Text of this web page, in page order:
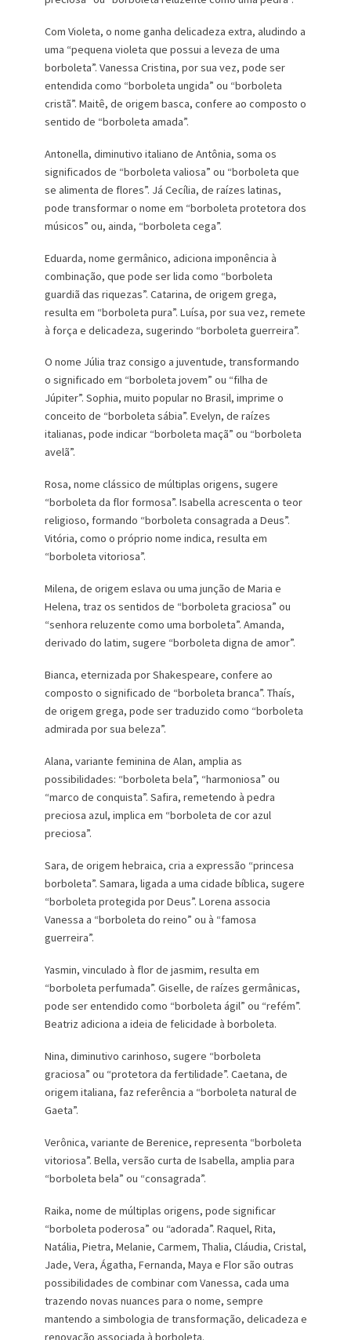
Com Violeta, o nome ganha delicadeza extra, aludindo a
uma “pequena violeta que possui a leveza de uma
borboleta”. Vanessa Cristina, por sua vez, pode ser
entendida como “borboleta ungida” ou “borboleta
cristã”. Maitê, de origem basca, confere ao composto o
sentido de “borboleta amada”.
Antonella, diminutivo italiano de Antônia, soma os
significados de “borboleta valiosa” ou “borboleta que
se alimenta de flores”. Já Cecília, de raízes latinas,
pode transformar o nome em “borboleta protetora dos
músicos” ou, ainda, “borboleta cega”.
Eduarda, nome germânico, adiciona imponência à
combinação, que pode ser lida como “borboleta
guardiã das riquezas”. Catarina, de origem grega,
resulta em “borboleta pura”. Luísa, por sua vez, remete
à força e delicadeza, sugerindo “borboleta guerreira”.
O nome Júlia traz consigo a juventude, transformando
o significado em “borboleta jovem” ou “filha de
Júpiter”. Sophia, muito popular no Brasil, imprime o
conceito de “borboleta sábia”. Evelyn, de raízes
italianas, pode indicar “borboleta maçã” ou “borboleta
avelã”.
Rosa, nome clássico de múltiplas origens, sugere
“borboleta da flor formosa”. Isabella acrescenta o teor
religioso, formando “borboleta consagrada a Deus”.
Vitória, como o próprio nome indica, resulta em
“borboleta vitoriosa”.
Milena, de origem eslava ou uma junção de Maria e
Helena, traz os sentidos de “borboleta graciosa” ou
“senhora reluzente como uma borboleta”. Amanda,
derivado do latim, sugere “borboleta digna de amor”.
Bianca, eternizada por Shakespeare, confere ao
composto o significado de “borboleta branca”. Thaís,
de origem grega, pode ser traduzido como “borboleta
admirada por sua beleza”.
Alana, variante feminina de Alan, amplia as
possibilidades: “borboleta bela”, “harmoniosa” ou
“marco de conquista”. Safira, remetendo à pedra
preciosa azul, implica em “borboleta de cor azul
preciosa”.
Sara, de origem hebraica, cria a expressão “princesa
borboleta”. Samara, ligada a uma cidade bíblica, sugere
“borboleta protegida por Deus”. Lorena associa
Vanessa a “borboleta do reino” ou à “famosa
guerreira”.
Yasmin, vinculado à flor de jasmim, resulta em
“borboleta perfumada”. Giselle, de raízes germânicas,
pode ser entendido como “borboleta ágil” ou “refém”.
Beatriz adiciona a ideia de felicidade à borboleta.
Nina, diminutivo carinhoso, sugere “borboleta
graciosa” ou “protetora da fertilidade”. Caetana, de
origem italiana, faz referência a “borboleta natural de
Gaeta”.
Verônica, variante de Berenice, representa “borboleta
vitoriosa”. Bella, versão curta de Isabella, amplia para
“borboleta bela” ou “consagrada”.
Raika, nome de múltiplas origens, pode significar
“borboleta poderosa” ou “adorada”. Raquel, Rita,
Natália, Pietra, Melanie, Carmem, Thalia, Cláudia, Cristal,
Jade, Vera, Ágatha, Fernanda, Maya e Flor são outras
possibilidades de combinar com Vanessa, cada uma
trazendo novas nuances para o nome, sempre
mantendo a simbologia de transformação, delicadeza e
renovação associada à borboleta.